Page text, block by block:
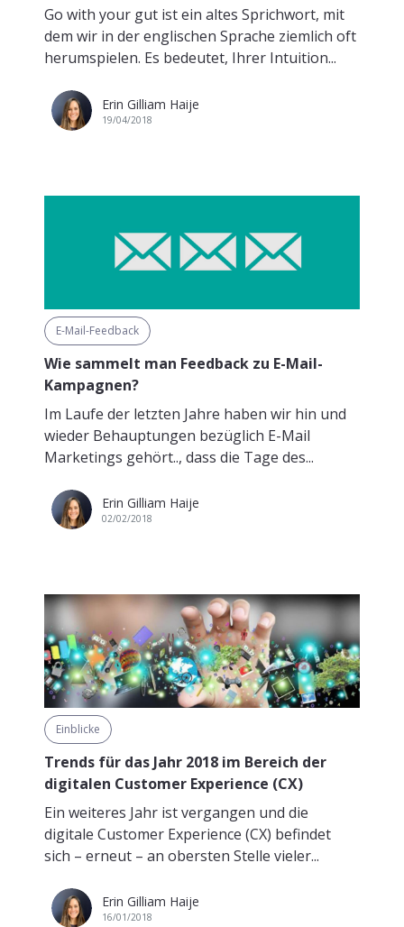
Go with your gut ist ein altes Sprichwort, mit
dem wir in der englischen Sprache ziemlich oft
herumspielen. Es bedeutet, Ihrer Intuition...
Erin Gilliam Haije
19/04/2018
E-Mail-Feedback
Wie sammelt man Feedback zu E-Mail-
Kampagnen?
Im Laufe der letzten Jahre haben wir hin und
wieder Behauptungen bezüglich E-Mail
Marketings gehört.., dass die Tage des...
Erin Gilliam Haije
02/02/2018
Einblicke
Trends für das Jahr 2018 im Bereich der
digitalen Customer Experience (CX)
Ein weiteres Jahr ist vergangen und die
digitale Customer Experience (CX) befindet
sich – erneut – an obersten Stelle vieler...
Erin Gilliam Haije
16/01/2018